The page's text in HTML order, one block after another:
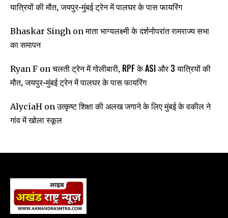
यात्रियों की मौत, जयपुर-मुंबई ट्रेन में पालघर के पास फायरिंग
Bhaskar Singh onमाता भाग्यलक्ष्मी के दर्शनोपरांत रामराज्य सभा
का समापन
Ryan F onचलती ट्रेन में गोलीबारी, RPF के ASI और 3 यात्रियों की
मौत, जयपुर-मुंबई ट्रेन में पालघर के पास फायरिंग
AlyciaH onउत्कृष्ट शिक्षा की अलख जगाने के लिए मुंबई के वकील ने
गांव में खोला स्कूल